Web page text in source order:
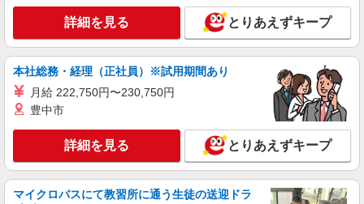
株式会社トラストグロース 新宿本社 第1営業部
有料老人ホームでの夜専介護士
1夜勤：21600円
茨城県ひたちなか市
詳細を見る
株式会社kotrio /●UT-H-2028543
≪ひたちなか市≫日勤のみ＆残業ナシ！お迎え
詳細を見る とりあえずキープ
本社総務・経理（正社員）※試用期間あり
月給 222,750円〜230,750円
豊中市
詳細を見る とりあえずキープ
マイクロバスにて教習所に通う生徒の送迎ドラ